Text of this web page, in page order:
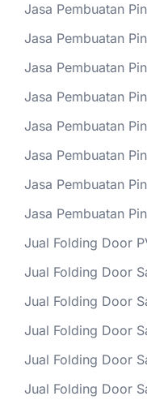
Jasa Pembuatan
Jasa Pembuatan
Jasa Pembuatan
Jasa Pembuatan
Jasa Pembuatan
Jasa Pembuatan
Jasa Pembuatan
Jasa Pembuatan
Jual Folding Door
Jual Folding Door
Jual Folding Door
Jual Folding Door
Jual Folding Door
Jual Folding Door